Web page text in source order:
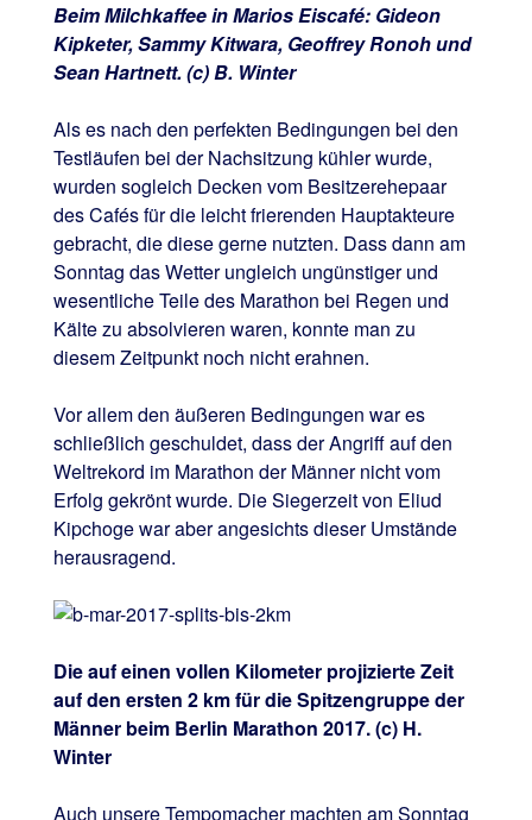
Beim Milchkaffee in Marios Eiscafé: Gideon
Kipketer, Sammy Kitwara, Geoffrey Ronoh und
Sean Hartnett. (c) B. Winter
Als es nach den perfekten Bedingungen bei den
Testläufen bei der Nachsitzung kühler wurde,
wurden sogleich Decken vom Besitzerehepaar
des Cafés für die leicht frierenden Hauptakteure
gebracht, die diese gerne nutzten. Dass dann am
Sonntag das Wetter ungleich ungünstiger und
wesentliche Teile des Marathon bei Regen und
Kälte zu absolvieren waren, konnte man zu
diesem Zeitpunkt noch nicht erahnen.
Vor allem den äußeren Bedingungen war es
schließlich geschuldet, dass der Angriff auf den
Weltrekord im Marathon der Männer nicht vom
Erfolg gekrönt wurde. Die Siegerzeit von Eliud
Kipchoge war aber angesichts dieser Umstände
herausragend.
Die auf einen vollen Kilometer projizierte Zeit
auf den ersten 2 km für die Spitzengruppe der
Männer beim Berlin Marathon 2017. (c) H.
Winter
Auch unsere Tempomacher machten am Sonntag